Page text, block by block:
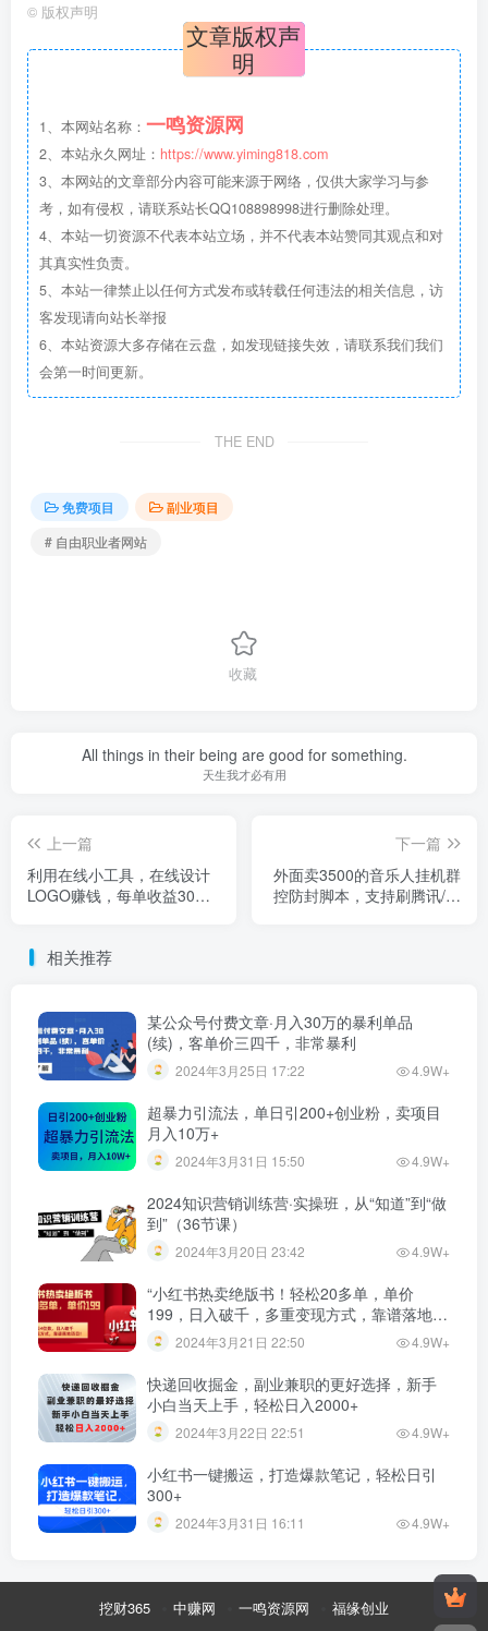
© 版权声明
文章版权声
明
1、本网站名称： 一鸣资源网
2、本站永久网址： https://www.yiming818.com
3、本网站的文章部分内容可能来源于网络，仅供大家学习与参
考，如有侵权，请联系站长QQ108898998进行删除处理。
4、本站一切资源不代表本站立场，并不代表本站赞同其观点和对
其真实性负责。
5、本站一律禁止以任何方式发布或转载任何违法的相关信息，访
客发现请向站长举报
6、本站资源大多存储在云盘，如发现链接失效，请联系我们我们
会第一时间更新。
THE END
免费项目
副业项目
# 自由职业者网站
收藏
All things in their being are good for something.
天生我才必有用
上一篇
利用在线小工具，在线设计
LOGO赚钱，每单收益30到
下一篇
外面卖3500的音乐人挂机群
控防封脚本，支持刷腾讯/网
相关推荐
某公众号付费文章·月入30万的暴利单品
(续)，客单价三四千，非常暴利
2024年3月25日 17:22 4.9W+
超暴力引流法，单日引200+创业粉，卖项目
月入10万+
2024年3月31日 15:50 4.9W+
2024知识营销训练营·实操班，从“知道”到“做
到”（36节课）
2024年3月20日 23:42 4.9W+
“小红书热卖绝版书！轻松20多单，单价
199，日入破千，多重变现方式，靠谱落地项
目！”2024年3月21日 22:50 4.9W+
快递回收掘金，副业兼职的更好选择，新手
小白当天上手，轻松日入2000+
2024年3月22日 22:51 4.9W+
小红书一键搬运，打造爆款笔记，轻松日引
300+
2024年3月31日 16:11 4.9W+
挖财365 中赚网 一鸣资源网 福缘创业